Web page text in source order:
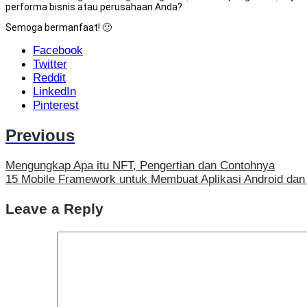
performa bisnis atau perusahaan Anda?
Semoga bermanfaat! 🙂
Facebook
Twitter
Reddit
LinkedIn
Pinterest
Previous
Mengungkap Apa itu NFT, Pengertian dan Contohnya
15 Mobile Framework untuk Membuat Aplikasi Android
Leave a Reply